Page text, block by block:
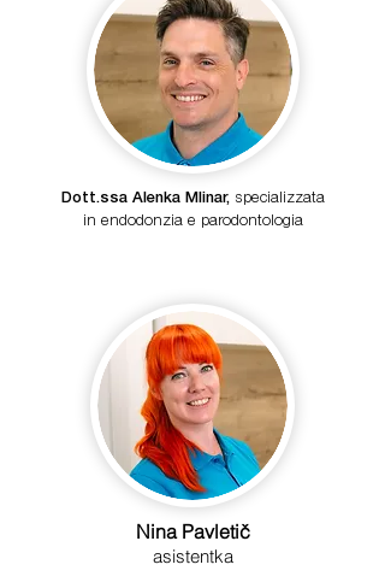
Dott.ssa Alenka Mlinar, specializzata
in endodonzia e parodontologia
Nina Pavletič
asistentka